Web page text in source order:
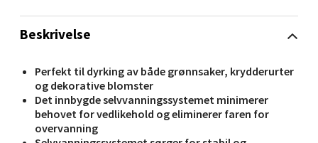
Beskrivelse
Perfekt til dyrking av både grønnsaker, krydderurter
og dekorative blomster
Det innbygde selvvanningssystemet minimerer
behovet for vedlikehold og eliminerer faren for
overvanning
0 i butikk
Velg